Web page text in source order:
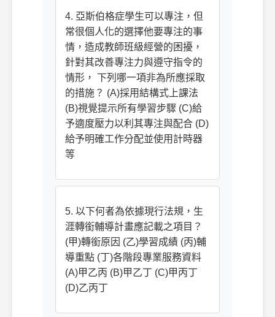
4. 亞斯伯格症學生可以專注，但
常很個人化的選擇他要專注的事
情，造成教師班級經營的困擾，
針對其改善專注力與遵守指令的
情形， 下列哪一項非為所應採取
的措施？ (A)採用結構式上課法
(B)視覺提示所有學習步驟 (C)給
予適度壓力以利其專注與配合 (D)
給予明確工作分配並使用計時器
等
5. 以下何者為依據現行法規，生
涯轉銜輔導計畫應記載之項目？
(甲)轉銜原因 (乙)學習成績 (丙)輔
導重點 (丁)各階段專業服務資料
(A)甲乙丙 (B)甲乙丁 (C)甲丙丁
(D)乙丙丁